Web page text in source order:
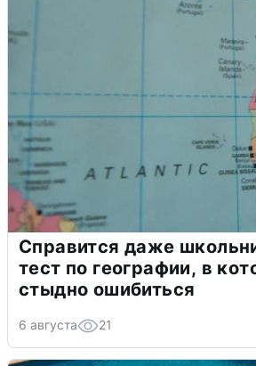
Справится даже
тест по географии, в
стыдно ошибиться
6 августа 21